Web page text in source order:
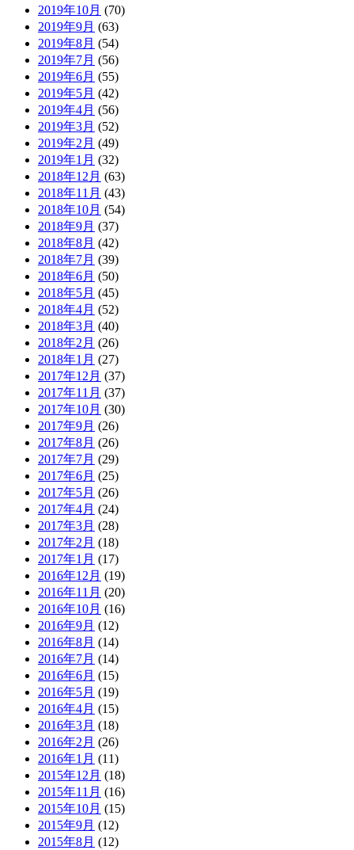
2019年10月 (70)
2019年9月 (63)
2019年8月 (54)
2019年7月 (56)
2019年6月 (55)
2019年5月 (42)
2019年4月 (56)
2019年3月 (52)
2019年2月 (49)
2019年1月 (32)
2018年12月 (63)
2018年11月 (43)
2018年10月 (54)
2018年9月 (37)
2018年8月 (42)
2018年7月 (39)
2018年6月 (50)
2018年5月 (45)
2018年4月 (52)
2018年3月 (40)
2018年2月 (26)
2018年1月 (27)
2017年12月 (37)
2017年11月 (37)
2017年10月 (30)
2017年9月 (26)
2017年8月 (26)
2017年7月 (29)
2017年6月 (25)
2017年5月 (26)
2017年4月 (24)
2017年3月 (28)
2017年2月 (18)
2017年1月 (17)
2016年12月 (19)
2016年11月 (20)
2016年10月 (16)
2016年9月 (12)
2016年8月 (14)
2016年7月 (14)
2016年6月 (15)
2016年5月 (19)
2016年4月 (15)
2016年3月 (18)
2016年2月 (26)
2016年1月 (11)
2015年12月 (18)
2015年11月 (16)
2015年10月 (15)
2015年9月 (12)
2015年8月 (12)